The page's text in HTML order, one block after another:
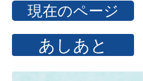
現在のページ
あしあと